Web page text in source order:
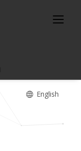
English